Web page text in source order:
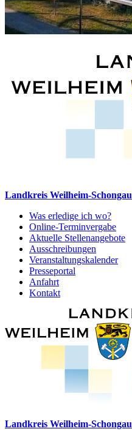
Landkreis Weilheim-Schongau
Was erledige ich wo?
Online-Terminvergabe
Aktuelle Stellenangebote
Ausschreibungen
Veranstaltungskalender
Presseportal
Anfahrt
Kontakt
Landkreis Weilheim-Schongau